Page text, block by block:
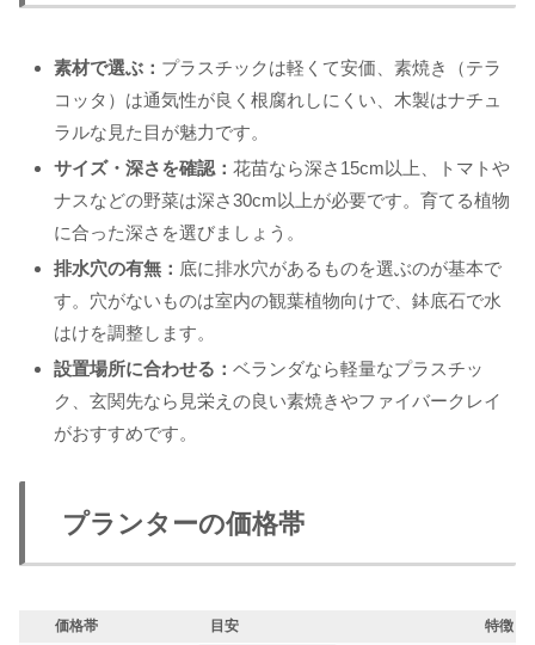
素材で選ぶ： プラスチックは軽くて安価、素焼き（テラ
コッタ）は通気性が良く根腐れしにくい、木製はナチュ
ラルな見た目が魅力です。
サイズ・深さを確認： 花苗なら深さ15cm以上、トマトや
ナスなどの野菜は深さ30cm以上が必要です。育てる植物
に合った深さを選びましょう。
排水穴の有無： 底に排水穴があるものを選ぶのが基本で
す。穴がないものは室内の観葉植物向けで、鉢底石で水
はけを調整します。
設置場所に合わせる： ベランダなら軽量なプラスチッ
ク、玄関先なら見栄えの良い素焼きやファイバークレイ
がおすすめです。
プランターの価格帯
価格帯 目安
特徴